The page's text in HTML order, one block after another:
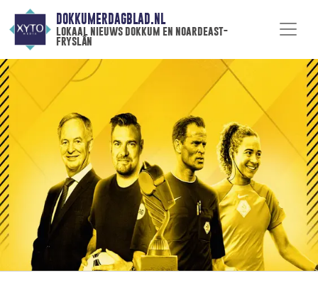
DOKKUMERDAGBLAD.NL
lokaal nieuws dokkum en noardeast-
fryslân